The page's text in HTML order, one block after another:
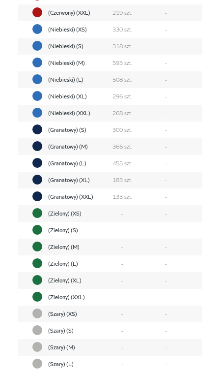
(Czerwony) (XXL)
219 szt.
-
(Niebieski) (XS)
330 szt.
-
(Niebieski) (S)
318 szt.
-
(Niebieski) (M)
593 szt.
-
(Niebieski) (L)
508 szt.
-
(Niebieski) (XL)
296 szt.
-
(Niebieski) (XXL)
268 szt.
-
(Granatowy) (S)
300 szt.
-
(Granatowy) (M)
366 szt.
-
(Granatowy) (L)
455 szt.
-
(Granatowy) (XL)
183 szt.
-
(Granatowy) (XXL)
133 szt.
-
(Zielony) (XS)
-
-
(Zielony) (S)
-
-
(Zielony) (M)
-
-
(Zielony) (L)
-
-
(Zielony) (XL)
-
-
(Zielony) (XXL)
-
-
(Szary) (XS)
-
-
(Szary) (S)
-
-
(Szary) (M)
-
-
(Szary) (L)
- -